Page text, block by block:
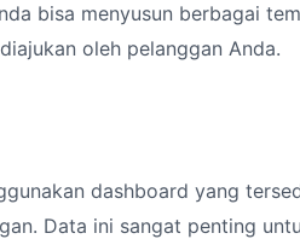
bisa menyusun berbagai
oleh pelanggan Anda.
dashboard yang
Data ini sangat penting